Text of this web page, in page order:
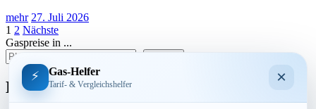
mehr 27. Juli 2026
Seitennummerierung
der
Beiträge
1 2 Nächste
Gaspreise in ...
Bundesland
⚡ Gas-Helfer
Tarif- & Vergleichshelfer ×